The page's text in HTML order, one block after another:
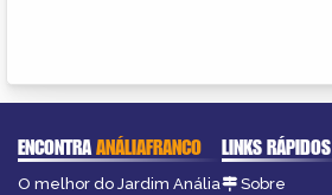
ENCONTRAANÁLIAFRANCO
O melhor do Jardim Anália
LINKS RÁPIDOS
Sobre